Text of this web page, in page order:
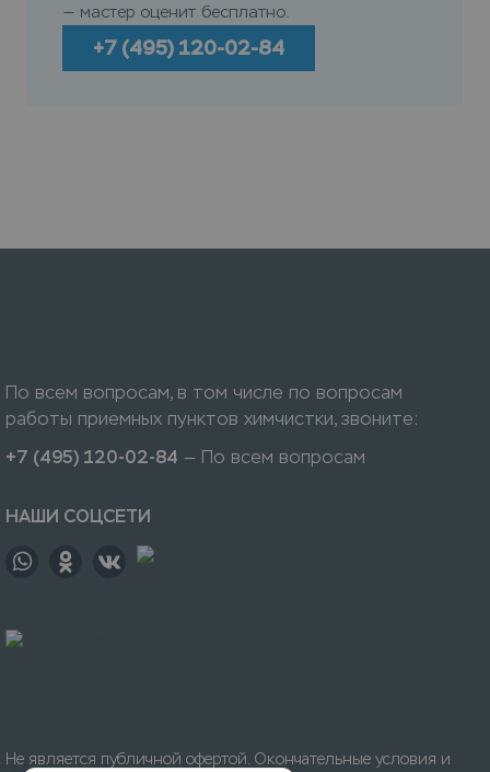
— мастер оценит бесплатно.
+7 (495) 120-02-84
По всем вопросам, в том числе по вопросам
работы приемных пунктов химчистки, звоните:
+7 (495) 120-02-84 — По всем вопросам
НАШИ СОЦСЕТИ
Не является публичной офертой. Окончательные условия и